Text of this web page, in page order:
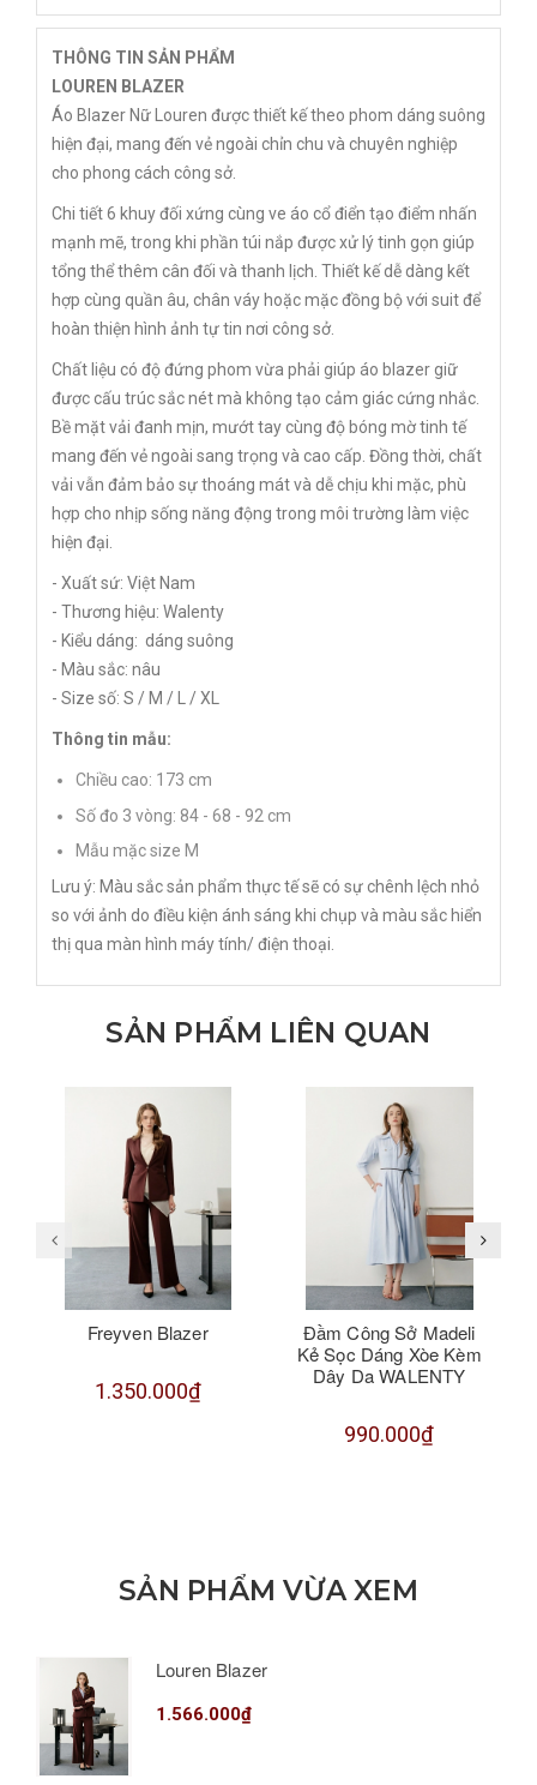
THÔNG TIN SẢN PHẨM
LOUREN BLAZER
Áo Blazer Nữ Louren được thiết kế theo phom dáng suông
hiện đại, mang đến vẻ ngoài chỉn chu và chuyên nghiệp
cho phong cách công sở.
Chi tiết 6 khuy đối xứng cùng ve áo cổ điển tạo điểm nhấn
mạnh mẽ, trong khi phần túi nắp được xử lý tinh gọn giúp
tổng thể thêm cân đối và thanh lịch. Thiết kế dễ dàng kết
hợp cùng quần âu, chân váy hoặc mặc đồng bộ với suit để
hoàn thiện hình ảnh tự tin nơi công sở.
Chất liệu có độ đứng phom vừa phải giúp áo blazer giữ
được cấu trúc sắc nét mà không tạo cảm giác cứng nhắc.
Bề mặt vải đanh mịn, mướt tay cùng độ bóng mờ tinh tế
mang đến vẻ ngoài sang trọng và cao cấp. Đồng thời, chất
vải vẫn đảm bảo sự thoáng mát và dễ chịu khi mặc, phù
hợp cho nhịp sống năng động trong môi trường làm việc
hiện đại.
- Xuất sứ: Việt Nam
- Thương hiệu: Walenty
- Kiểu dáng: dáng suông
- Màu sắc: nâu
- Size số: S / M / L / XL
Thông tin mẫu:
Chiều cao: 173 cm
Số đo 3 vòng: 84 - 68 - 92 cm
Mẫu mặc size M
Lưu ý: Màu sắc sản phẩm thực tế sẽ có sự chênh lệch nhỏ
so với ảnh do điều kiện ánh sáng khi chụp và màu sắc hiển
thị qua màn hình máy tính/ điện thoại.
SẢN PHẨM LIÊN QUAN
Freyven Blazer
1.350.000₫
Đầm Công Sở Madeli
Kẻ Sọc Dáng Xòe Kèm
Dây Da WALENTY
990.000₫
SẢN PHẨM VỪA XEM
Louren Blazer
1.566.000₫